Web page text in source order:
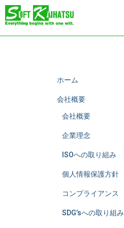
ホーム
会社概要
会社概要
企業理念
ISOへの取り組み
個人情報保護方針
コンプライアンス
SDG’sへの取り組み